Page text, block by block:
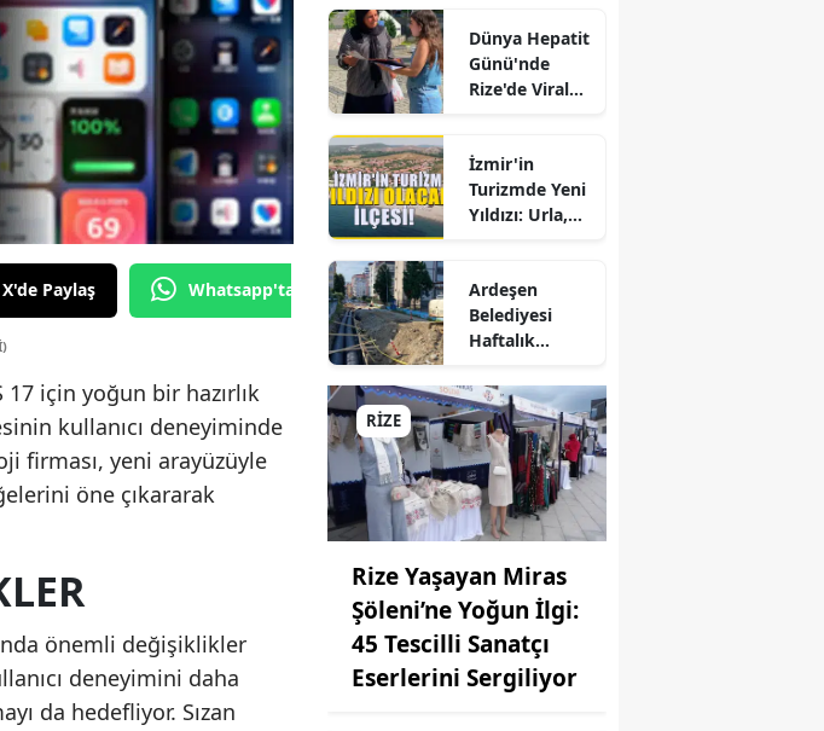
Denizli
Diyarbakır
Edirne
Elazığ
Erzincan
Erzurum
Gaziantep
Giresun
Gümüşhane
X'de Paylaş Whatsapp'tan Gönder
için yoğun bir hazırlık
kullanıcı deneyiminde
firması, yeni arayüzüyle
öne çıkararak
önemli değişiklikler
deneyimini daha
da hedefliyor. Sızan
ÇAYKUR'a 4
Yeni Kadro,
KİT'lerde
Dünya Hepatit
Günü'nde
Rize'de Viral
Seferberliği
İzmir'in
Turizmde Yeni
Yıldızı: Urla,
Sollayan İlçe!
Ardeşen
Belediyesi
Haftalık
Raporunu
Paylaştı:
Çalışmalar İlçe
Genelinde
Aralıksız
Sürüyor
RİZE
Rize Yaşayan Miras
Şöleni’ne Yoğun İlgi:
45 Tescilli Sanatçı
Eserlerini Sergiliyor